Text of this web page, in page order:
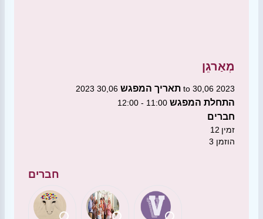
מְאַרגֵן
תאריך המפגש 30,06 2023 to 30,06 2023
התחלת המפגש 11:00 - 12:00
חברים
12 זמין
3 הוזמן
חברים